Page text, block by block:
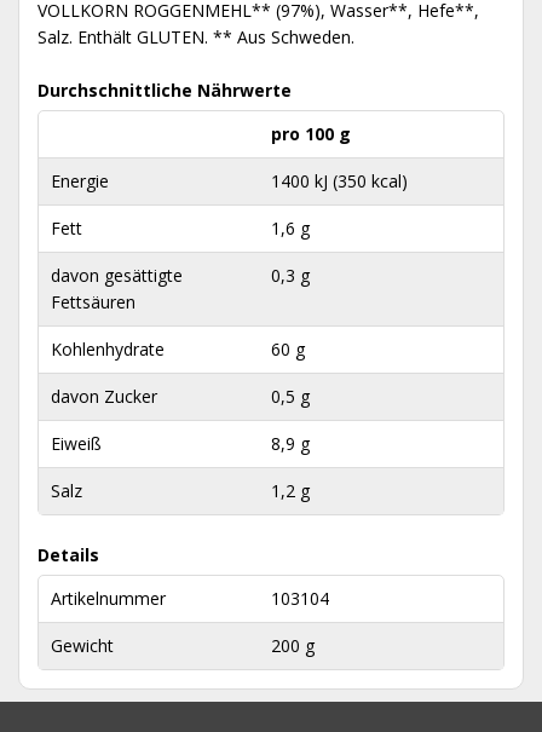
VOLLKORN ROGGENMEHL** (97%), Wasser**, Hefe**,
Salz. Enthält GLUTEN. ** Aus Schweden.
Durchschnittliche Nährwerte
pro 100 g
Energie 1400 kJ (350 kcal)
Fett 1,6 g
davon gesättigte
Fettsäuren
0,3 g
Kohlenhydrate 60 g
davon Zucker 0,5 g
Eiweiß 8,9 g
Salz 1,2 g
Details
Artikelnummer
103104
Gewicht 200 g